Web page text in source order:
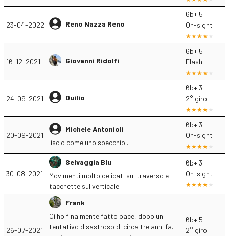
23-04-2022 Reno Nazza Reno
6b+.5
On-sight
16-12-2021 Giovanni Ridolfi
6b+.5
Flash
24-09-2021 Duilio
6b+.3
2° giro
20-09-2021
Michele Antonioli
liscio come uno specchio...
6b+.3
On-sight
30-08-2021
Selvaggia Blu
Movimenti molto delicati sul traverso e
tacchette sul verticale
6b+.3
On-sight
26-07-2021
Frank
Ci ho finalmente fatto pace, dopo un
tentativo disastroso di circa tre anni fa..
6b+.5
2° giro